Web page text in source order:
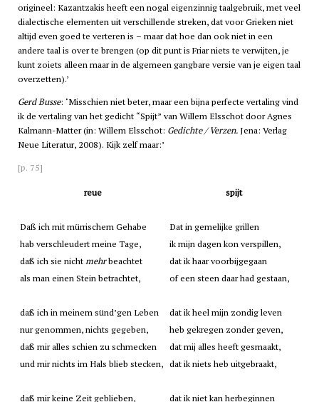
origineel: Kazantzakis heeft een nogal eigenzinnig taalgebruik, met veel
dialectische elementen uit verschillende streken, dat voor Grieken niet
altijd even goed te verteren is – maar dat hoe dan ook niet in een
andere taal is over te brengen (op dit punt is Friar niets te verwijten, je
kunt zoiets alleen maar in de algemeen gangbare versie van je eigen taal
overzetten).’
Gerd Busse: ‘Misschien niet beter, maar een bijna perfecte vertaling vind
ik de vertaling van het gedicht “Spijt” van Willem Elsschot door Agnes
Kalmann-Matter (in: Willem Elsschot: Gedichte / Verzen.Jena: Verlag
Neue Literatur, 2008). Kijk zelf maar:’
[p. 75]
reue spijt
Daß ich mit mürrischem Gehabe
Dat in gemelijke grillen
hab verschleudert meine Tage,
ik mijn dagen kon verspillen,
daß ich sie nichtmehrbeachtet
dat ik haar voorbijgegaan
als man einen Stein betrachtet,
of een steen daar had gestaan,
daß ich in meinem sünd’gen Leben
dat ik heel mijn zondig leven
nur genommen, nichts gegeben,
heb gekregen zonder geven,
daß mir alles schien zu schmecken
dat mij alles heeft gesmaakt,
und mir nichts im Hals blieb stecken, dat ik niets heb uitgebraakt,
daß mir keine Zeit geblieben, dat ik niet kan herbeginnen